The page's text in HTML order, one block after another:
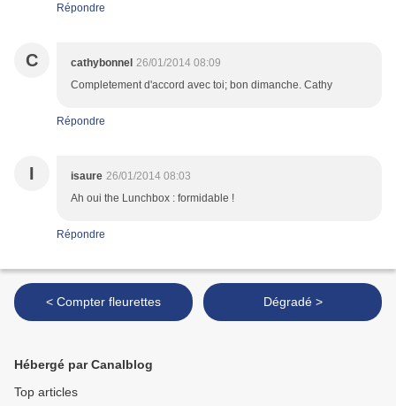
Répondre
C cathybonnel 26/01/2014 08:09
Completement d'accord avec toi; bon dimanche. Cathy
Répondre
I isaure 26/01/2014 08:03
Ah oui the Lunchbox : formidable !
Répondre
< Compter fleurettes Dégradé >
Hébergé par Canalblog
Top articles